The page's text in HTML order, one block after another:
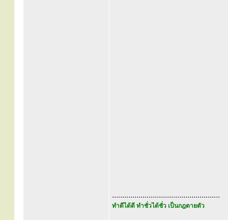
.....................................................
ทำดีได้ดี ทำชั่วได้ชั่ว เป็นกฎตายตัว